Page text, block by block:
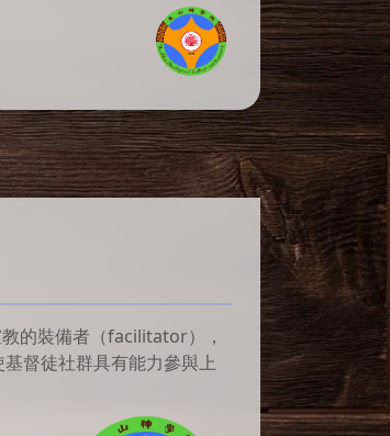
的裝備者（facilitator），
督徒社群具有能力參與上